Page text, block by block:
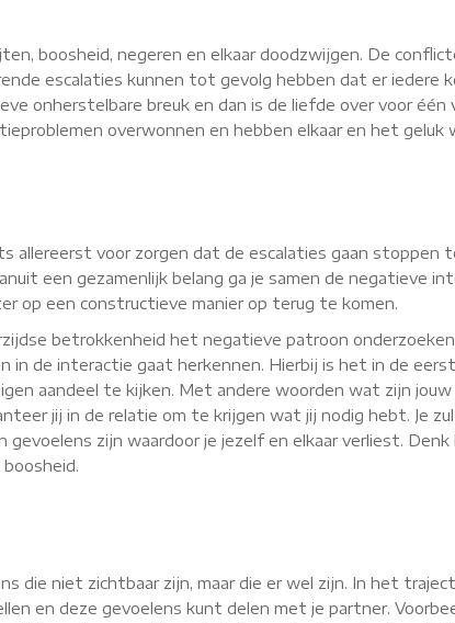
boosheid, negeren en elkaar doodzwijgen. De
escalaties kunnen tot gevolg hebben dat er iedere
onherstelbare breuk en dan is de liefde over voor één
overwonnen en hebben elkaar en het geluk
allereerst voor zorgen dat de escalaties gaan stoppen
een gezamenlijk belang ga je samen de negatieve
op een constructieve manier op terug te komen.
betrokkenheid het negatieve patroon
in de interactie gaat herkennen. Hierbij is het in de
aandeel te kijken. Met andere woorden wat zijn jouw
jij in de relatie om te krijgen wat jij nodig hebt. Je
zijn waardoor je jezelf en elkaar verliest. Denk
die niet zichtbaar zijn, maar die er wel zijn. In het
en deze gevoelens kunt delen met je partner.